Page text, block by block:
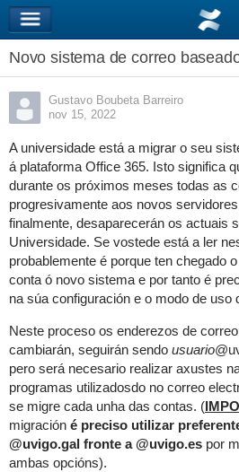
Novo sistema de correo
Gustavo Boubeta Barreiro
nov 15, 2022
A universidade está a migrar o seu
á plataforma Office 365. Isto significa
durante os próximos meses todas as
progresivamente aos novos
finalmente, desaparecerán os actuais
Universidade. Se vostede está a ler
probablemente é porque ten chegado
conta ó novo sistema e por tanto é
na súa configuración e o modo de uso
Neste proceso os enderezos de
cambiarán, seguirán sendo usuario
pero será necesario realizar axustes
programas utilizadosdo no correo
se migre cada unha das contas. (
migración é preciso utilizar
@uvigo.gal fronte a @uvigo.espor
ambas opcións).